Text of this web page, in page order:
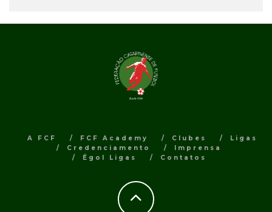
A FCF FCF Academy Clubes
Ligas
Credenciamento
Imprensa
Égol Ligas
Contatos